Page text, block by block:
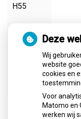
H55
Deze
Wij
website
cookies en
Voor
Matomo en
werken wij